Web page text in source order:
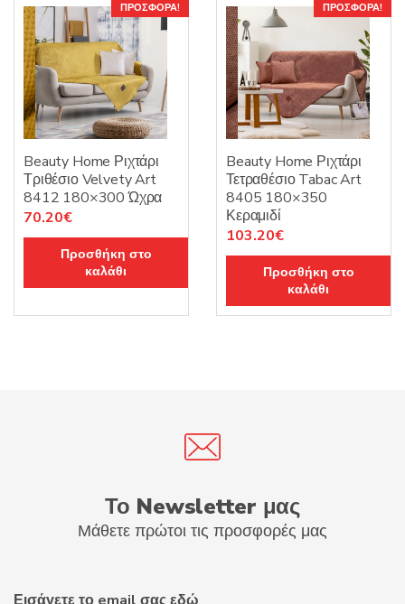
ΠΡΟΣΦΟΡΆ!
Beauty Home Ριχτάρι
Τριθέσιο Velvety Art
8412 180×300 Ώχρα
Original
price
70.20€Η
τρέχουσα
τιμή
είναι:
Προσθήκη στο
καλάθι
ΠΡΟΣΦΟΡΆ!
Beauty Home Ριχτάρι
Τετραθέσιο Tabac Art
8405 180×350
Κεραμιδί
Original
price
103.20€Η
τρέχουσα
τιμή
είναι:
103.20€.
Προσθήκη στο
καλάθι
Το Newsletter μας
Μάθετε πρώτοι τις προσφορές μας